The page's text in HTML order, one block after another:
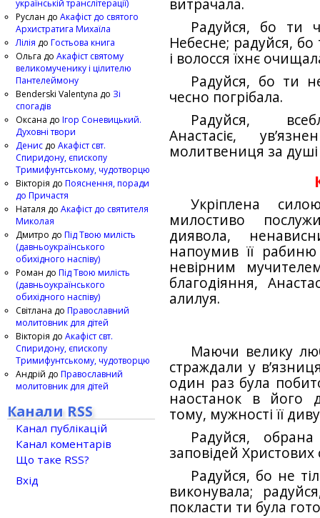
витрачала.
Радуйся, бо ти
Небесне; радуйся,
і волосся їхнє
Радуйся, бо ти
чесно погрібала.
Радуйся,
Анастасіє,
молитвениця за
Укріплена
милостиво
диявола,
напоумив її
невірним
благодіяння,
алилуя.
Маючи велику
страждали у
один раз була
наостанок в його
тому, мужності її
Радуйся,
заповідей
Радуйся, бо не
виконувала;
покласти ти була
українській транслітерації)
Руслан до Акафіст до святого
Архистратига Михаїла
Лілія до Гостьова книга
Ольга до Акафіст святому
великомученику і цілителю
Пантелеймону
Benderski Valentyna до Зі
спогадів
Оксана до Ігор Соневицький.
Духовні твори
Денис до Акафіст свт.
Спиридону, єпископу
Тримифунтському, чудотворцю
Вікторія до Пояснення, поради
до Причастя
Наталя до Акафіст до святителя
Миколая
Дмитро до Під Твою милість
(давньоукраїнського
обихідного наспіву)
Роман до Під Твою милість
(давньоукраїнського
обихідного наспіву)
Світлана до Православний
молитовник для дітей
Вікторія до Акафіст свт.
Спиридону, єпископу
Тримифунтському, чудотворцю
Андрій до Православний
молитовник для дітей
Канали RSS
Канал публікацій
Канал коментарів
Що таке RSS?
Вхід